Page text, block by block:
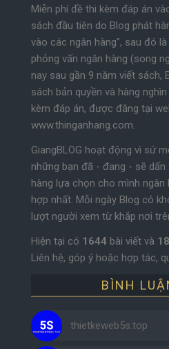
Miễn phí đề thi kèm đáp án
sách đầu tiên do Blog phát
vào các ngân hàng", sau đó
phỏng vấn ngân hàng (song
nay sau gần 9 năm viết sách,
sách bản quyền và hàng
kèm đáp án, được đăng tại
www.thinganhang.com.
GiangBLOG hoạt động vì sứ
những bạn đã - đang - sẽ dấn
hàng lựa chọn cho mình
hợp nhất. Mỗi ngày Blog có
lượt người xem từ khắp nơi
Hiện tại có 1644bài viết và
Liên hệ, góp ý hoặc hợp tác,
BÌNH
thietkeweb5s.top